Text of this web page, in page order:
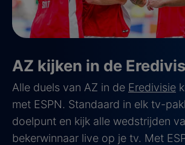
AZ kijken in de
Alle duels van AZ in de Eredivisie
met ESPN. Standaard in elk tv-
doelpunt en kijk alle wedstrijden
bekerwinnaar live op je tv. Met